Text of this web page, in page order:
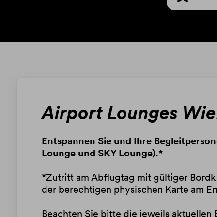
Airport Lounges
Entspannen Sie und Ihre
Lounge und SKY Lounge).*
*Zutritt am Abflugtag mit gültiger
der berechtigen physischen Karte am
Beachten Sie bitte die jeweils aktuellen